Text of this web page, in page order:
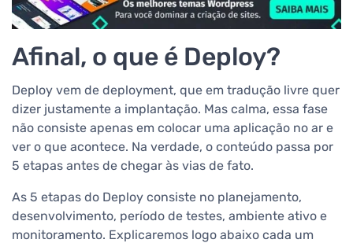
Afinal, o que é Deploy?
Deploy vem de deployment, que em tradução livre quer
dizer justamente a implantação. Mas calma, essa fase
não consiste apenas em colocar uma aplicação no ar e
ver o que acontece. Na verdade, o conteúdo passa por
5 etapas antes de chegar às vias de fato.
As 5 etapas do Deploy consiste no planejamento,
desenvolvimento, período de testes, ambiente ativo e
monitoramento. Explicaremos logo abaixo cada um